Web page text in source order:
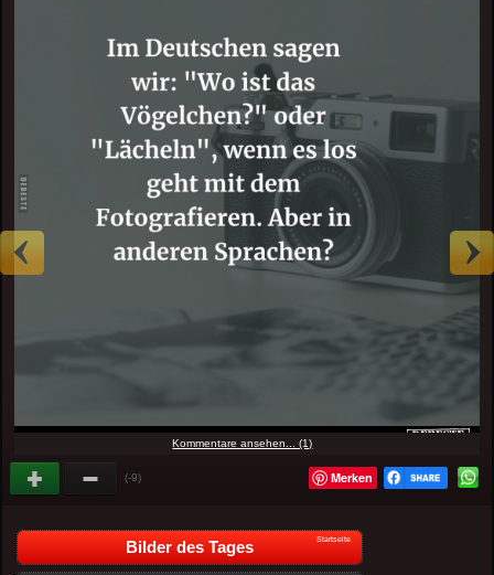
Kommentare ansehen... (1)
(-9) Merken
Bilder des Tages Startseite